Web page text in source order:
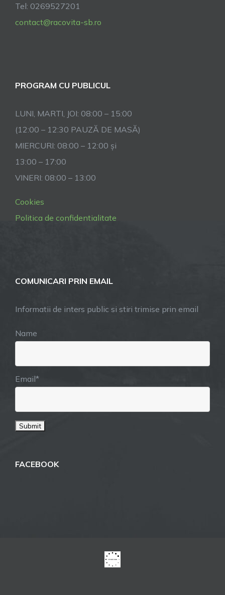
Tel: 0269527201
contact@racovita-sb.ro
PROGRAM CU PUBLICUL
LUNI, MARTI, JOI: 08:00 – 15:00
(12:00 – 12:30 PAUZĂ DE MASĂ)
MIERCURI: 08:00 – 12:00 și
13:00 – 17:00
VINERI: 08:00 – 13:00
Cookies
Politica de confidentialitate
COMUNICARI PRIN EMAIL
Informatii de inters public si stiri trimise prin email
Name
Email*
FACEBOOK